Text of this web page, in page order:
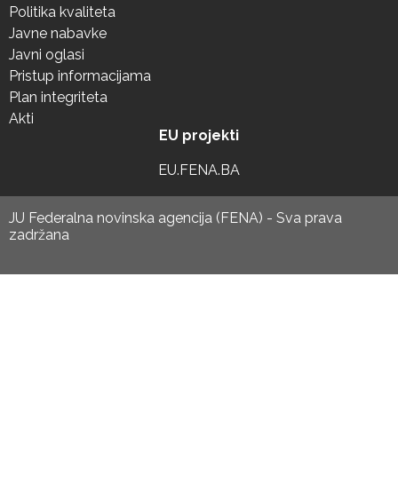
Politika kvaliteta
Javne nabavke
Javni oglasi
Pristup informacijama
Plan integriteta
Akti
EU projekti
EU.FENA.BA
JU Federalna novinska agencija (FENA) - Sva prava
zadržana